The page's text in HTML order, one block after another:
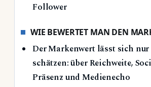
Follower
WIE BEWERTET MAN DEN
Der Markenwert lässt sich
schätzen: über Reichweite,
Präsenz und Medienecho